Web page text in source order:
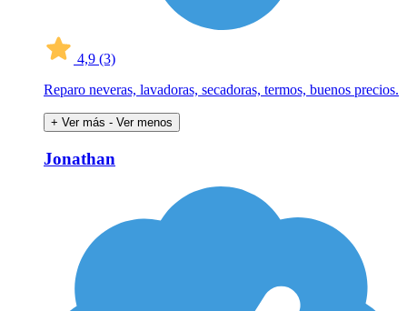
4,9 (3)
Reparo neveras, lavadoras, secadoras, termos, buenos precios.
+ Ver más - Ver menos
Jonathan